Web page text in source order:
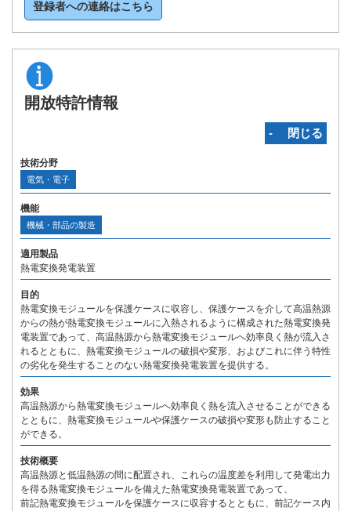
登録者への連絡はこちら
開放特許情報
‐ 閉じる
技術分野
電気・電子
機能
機械・部品の製造
適用製品
熱電変換発電装置
目的
熱電変換モジュールを保護ケースに収容し、保護ケースを介して高温熱源
からの熱が熱電変換モジュールに入熱されるように構成された熱電変換発
電装置であって、高温熱源から熱電変換モジュールへ効率良く熱が流入さ
れるとともに、熱電変換モジュールの破損や変形、およびこれに伴う特性
の劣化を発生することのない熱電変換発電装置を提供する。
効果
高温熱源から熱電変換モジュールへ効率良く熱を流入させることができる
とともに、熱電変換モジュールや保護ケースの破損や変形も防止すること
ができる。
技術概要
高温熱源と低温熱源の間に配置され、これらの温度差を利用して発電出力
を得る熱電変換モジュールを備えた熱電変換発電装置であって、
前記熱電変換モジュールを保護ケースに収容するとともに、前記ケース内